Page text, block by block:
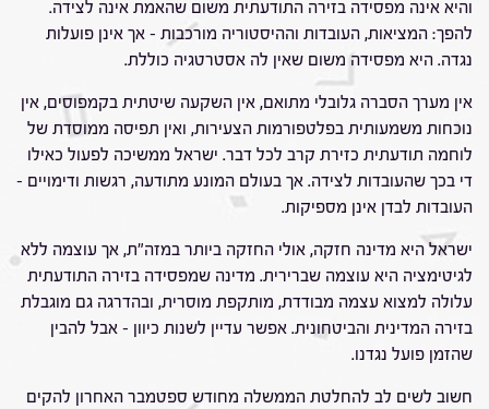
והיא אינה מפסידה בזירה התודעתית משום שהאמת אינה לצידה.
להפך: המציאות, העובדות וההיסטוריה מורכבות – אך אינן פועלות
נגדה. היא מפסידה משום שאין לה אסטרטגיה כוללת.
אין מערך הסברה גלובלי מתואם, אין השקעה שיטתית בקמפוסים, אין
נוכחות משמעותית בפלטפורמות הצעירות, ואין תפיסה ממוסדת של
לוחמה תודעתית כזירת קרב לכל דבר. ישראל ממשיכה לפעול כאילו
די בכך שהעובדות לצידה. אך בעולם המונע מתודעה, רגשות ודימויים –
העובדות לבדן אינן מספיקות.
ישראל היא מדינה חזקה, אולי החזקה ביותר במזה"ת, אך עוצמה ללא
לגיטימציה היא עוצמה שברירית. מדינה שמפסידה בזירה התודעתית
עלולה למצוא עצמה מבודדת, מותקפת מוסרית, ובהדרגה גם מוגבלת
בזירה המדינית והביטחונית. אפשר עדיין לשנות כיוון – אבל להבין
שהזמן פועל נגדנו.
חשוב לשים לב להחלטת הממשלה מחודש ספטמבר האחרון להקים